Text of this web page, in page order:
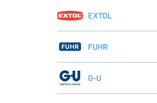
EXTOL
FUHR
G-U